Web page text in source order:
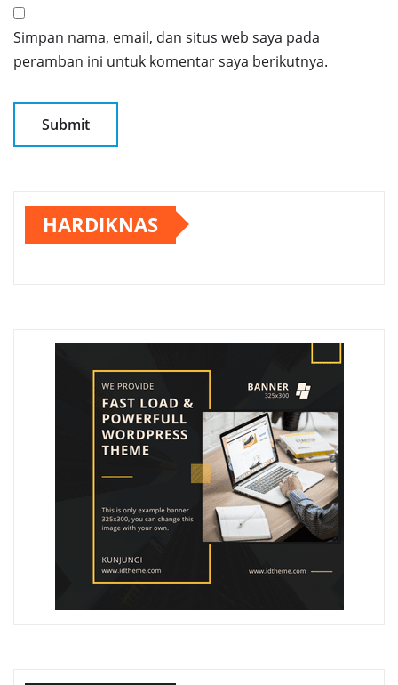
Simpan nama, email, dan situs web saya pada
peramban ini untuk komentar saya berikutnya.
HARDIKNAS